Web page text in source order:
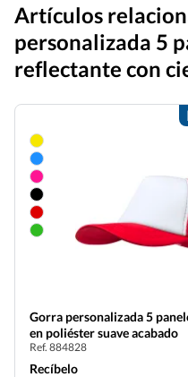
Artículos
personalizada 5
reflectante con
Gorra personalizada 5
en poliéster suave acabado
Ref. 884828
Recíbelo